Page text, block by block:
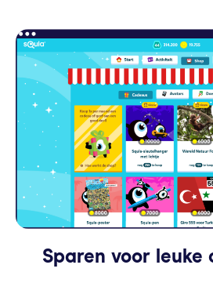
Sparen voor leuke